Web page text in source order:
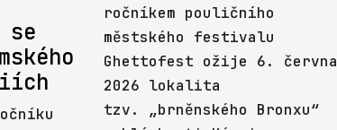
se
ročníkem pouličního
městského festivalu
Ghettofest ožije 6. června
2026 lokalita
tzv. „brněnského Bronxu“